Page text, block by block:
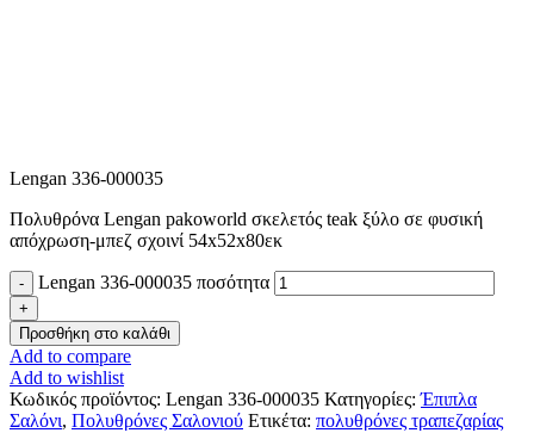
Lengan 336-000035
Πολυθρόνα Lengan pakoworld σκελετός teak ξύλο σε φυσική
απόχρωση-μπεζ σχοινί 54x52x80εκ
Lengan 336-000035 ποσότητα
Προσθήκη στο καλάθι
Add to compare
Add to wishlist
Κωδικός προϊόντος: Lengan 336-000035 Κατηγορίες: Έπιπλα
Σαλόνι, Πολυθρόνες Σαλονιού Ετικέτα: πολυθρόνες τραπεζαρίας